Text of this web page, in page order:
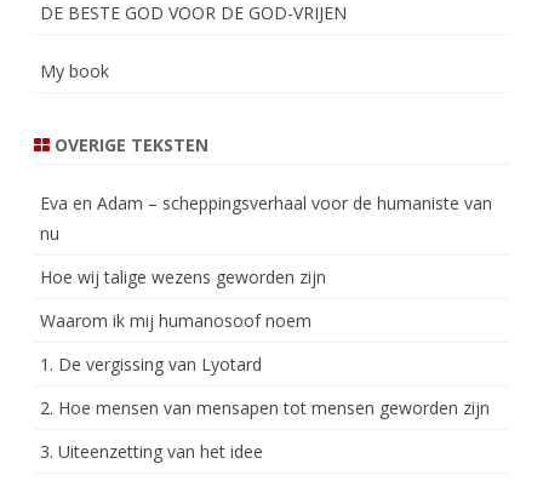
DE BESTE GOD VOOR DE GOD-VRIJEN
My book
OVERIGE TEKSTEN
Eva en Adam – scheppingsverhaal voor de humaniste van
nu
Hoe wij talige wezens geworden zijn
Waarom ik mij humanosoof noem
1. De vergissing van Lyotard
2. Hoe mensen van mensapen tot mensen geworden zijn
3. Uiteenzetting van het idee